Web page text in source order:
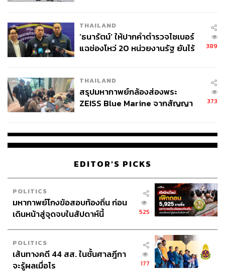
THAILAND
‘ธนารัตน์’ ให้ปากคำตำรวจไซเบอร์
แฉช่องโหว่ 20 หน่วยงานรัฐ ยันไร้
389
THAILAND
สรุปมหากาพย์กล้องส่องพระ
ZEISS Blue Marine จากสัญญา
จ่ายหนี้-แอบระบุแบรนด์
373
EDITOR'S PICKS
POLITICS
มหากาพย์โกงข้อสอบท้องถิ่น ก่อน
เดินหน้าสู่จุดจบในสัปดาห์นี้
525
POLITICS
เส้นทางคดี 44 สส. ในชั้นศาลฎีกา
จะรู้ผลเมื่อไร
177